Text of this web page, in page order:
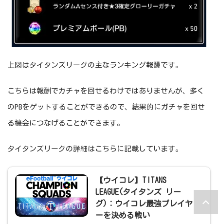
上図はタイタンズリーグの主なランキング報酬です。
こちらは報酬でガチャを回せるわけではありませんが、多く
のPBをゲットすることができるので、結果的にガチャを回せ
る機会につなげることができます。
タイタンズリーグの詳細はこちらに記載しています。
【ウイコレ】TITANS
LEAGUE(タイタンズ リー
グ)：ウイコレ最強プレイヤ
ーを決める戦い